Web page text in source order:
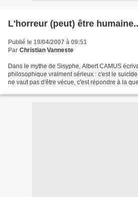
L'horreur (peut) être
Publié le 19/04/2007 à 09:51
Par Christian Vanneste
Dans le mythe de Sisyphe, Albert CAMUS
philosophique vraiment sérieux : c'est le
ne vaut pas d'être vécue, c'est répondre à la